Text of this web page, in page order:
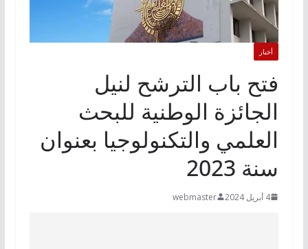
أخبار
فتح باب الترشح لنيل
الجائزة الوطنية للبحث
العلمي والتكنولوجيا بعنوان
سنة 2023
4 أبريل 2024 webmaster